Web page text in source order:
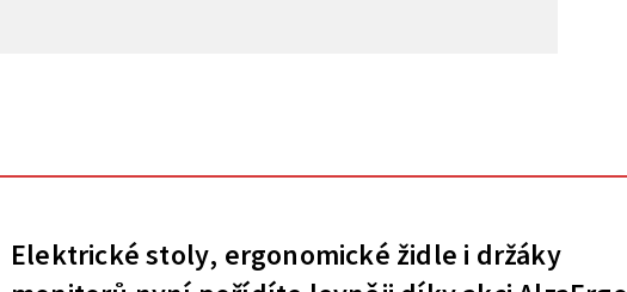
Elektrické stoly, ergonomické židle i držáky